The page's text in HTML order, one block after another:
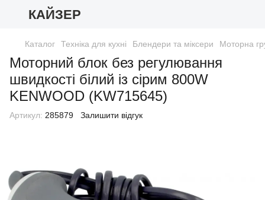
КАЙЗЕР
Каталог Техніка для кухні Блендери та міксери Моторна
Моторний блок без регулювання
швидкості білий із сірим 800W
KENWOOD (KW715645)
Артикул: 285879 Залишити відгук